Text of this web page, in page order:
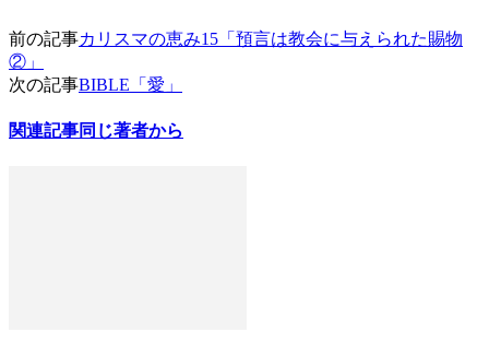
前の記事カリスマの恵み15「預言は教会に与えられた賜物
②」
次の記事BIBLE「愛」
関連記事同じ著者から